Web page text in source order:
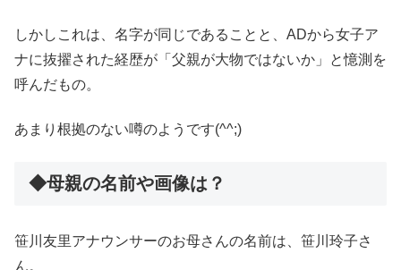
しかしこれは、名字が同じであることと、ADから女子ア
ナに抜擢された経歴が「父親が大物ではないか」と憶測を
呼んだもの。
あまり根拠のない噂のようです(^^;)
◆母親の名前や画像は？
笹川友里アナウンサーのお母さんの名前は、笹川玲子さ
ん。